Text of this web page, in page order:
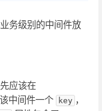
务级别的中间件放
应该在
中间件一个 key ，